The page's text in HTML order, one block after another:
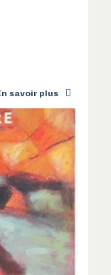
savoir plus